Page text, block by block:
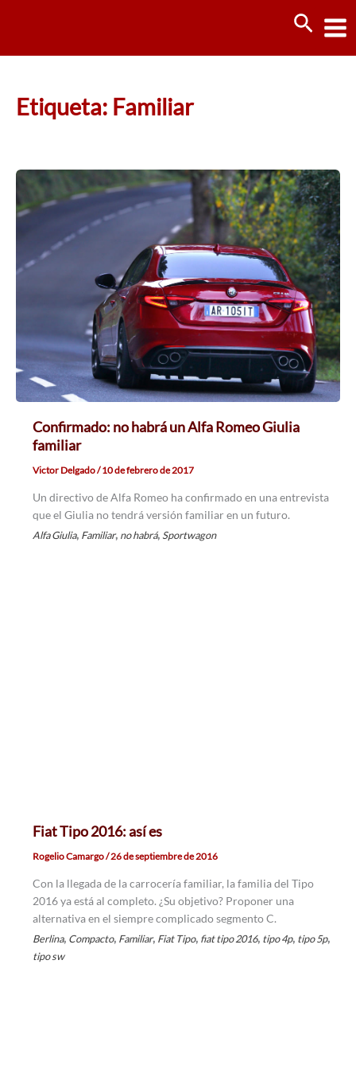
Etiqueta: Familiar
Confirmado: no habrá un Alfa Romeo Giulia
familiar
Victor Delgado/10 de febrero de 2017
Un directivo de Alfa Romeo ha confirmado en una entrevista
que el Giulia no tendrá versión familiar en un futuro.
Alfa Giulia, Familiar, no habrá, Sportwagon
Fiat Tipo 2016: así es
Rogelio Camargo/26 de septiembre de 2016
Con la llegada de la carrocería familiar, la familia del Tipo
2016 ya está al completo. ¿Su objetivo? Proponer una
alternativa en el siempre complicado segmento C.
Berlina, Compacto, Familiar, Fiat Tipo, fiat tipo 2016, tipo 4p, tipo 5p,
tipo sw